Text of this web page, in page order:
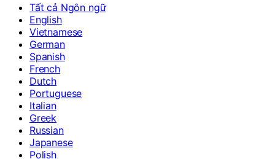
Tất cả Ngôn ngữ
English
Vietnamese
German
Spanish
French
Dutch
Portuguese
Italian
Greek
Russian
Japanese
Polish